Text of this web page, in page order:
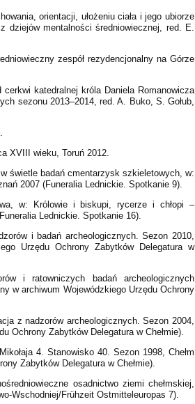
orientacji, ułożeniu ciała i jego ubiorze
dziejów mentalności średniowiecznej, red. E.
zespół rezydencjonalny na Górze
katedralnej króla Daniela Romanowicza
sezonu 2013–2014, red. A. Buko, S. Gołub,
XVIII wieku, Toruń 2012.
świetle badań cmentarzysk szkieletowych, w:
2007 (Funeralia Lednickie. Spotkanie 9).
w: Królowie i biskupi, rycerze i chłopi –
Lednickie. Spotkanie 16).
i badań archeologicznych. Sezon 2010,
Urzędu Ochrony Zabytków Delegatura w
i ratowniczych badań archeologicznych
w archiwum Wojewódzkiego Urzędu Ochrony
z nadzorów archeologicznych. Sezon 2004,
Ochrony Zabytków Delegatura w Chełmie).
4. Stanowisko 40. Sezon 1998, Chełm
Zabytków Delegatura w Chełmie).
osadnictwo ziemi chełmskiej,
Wschodniej/Frühzeit Ostmitteleuropas 7).